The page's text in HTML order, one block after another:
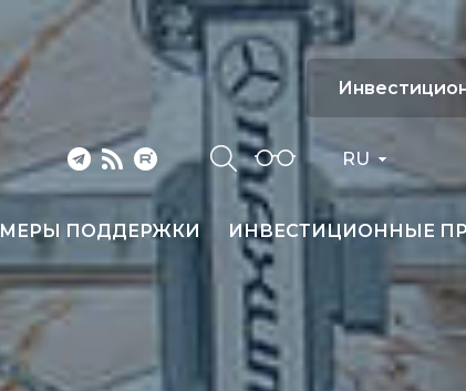
RU
МЕРЫ ПОДДЕРЖКИ ИНВЕСТИЦИОННЫЕ